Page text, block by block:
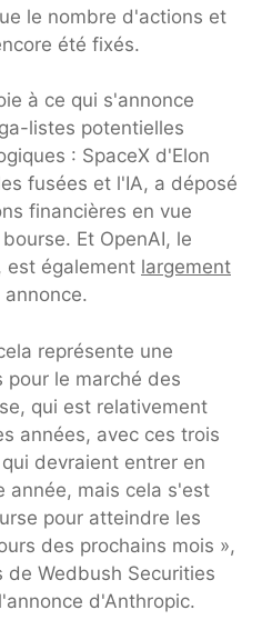
le nombre d'actions et
été fixés.
à ce qui s'annonce
listes potentielles
: SpaceX d'Elon
fusées et l'IA, a déposé
financières en vue
Et OpenAI, le
est également largement
représente une
pour le marché des
qui est relativement
années, avec ces trois
devraient entrer en
année, mais cela s'est
pour atteindre les
des prochains mois »,
Wedbush Securities
d'Anthropic.